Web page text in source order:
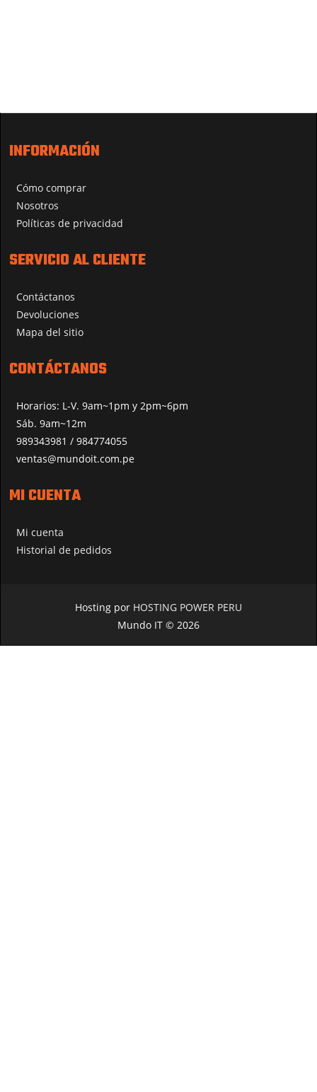
INFORMACIÓN
Cómo comprar
Nosotros
Políticas de privacidad
SERVICIO AL CLIENTE
Contáctanos
Devoluciones
Mapa del sitio
CONTÁCTANOS
Horarios: L-V. 9am~1pm y 2pm~6pm
Sáb. 9am~12m
989343981 / 984774055
ventas@mundoit.com.pe
MI CUENTA
Mi cuenta
Historial de pedidos
Hosting por HOSTING POWER PERU
Mundo IT © 2026